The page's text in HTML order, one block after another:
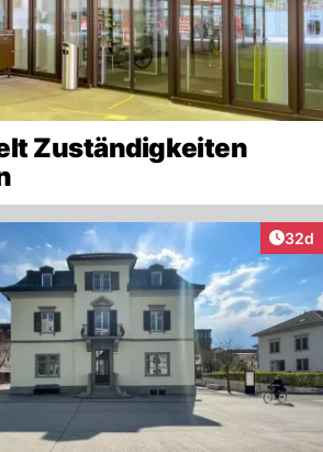
Zuständigkeiten
32d